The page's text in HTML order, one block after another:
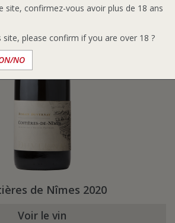
de Nîmes 2020
Voir le vin
site, confirmez-vous avoir plus de 18 ans
please confirm if you are over 18 ?
NO